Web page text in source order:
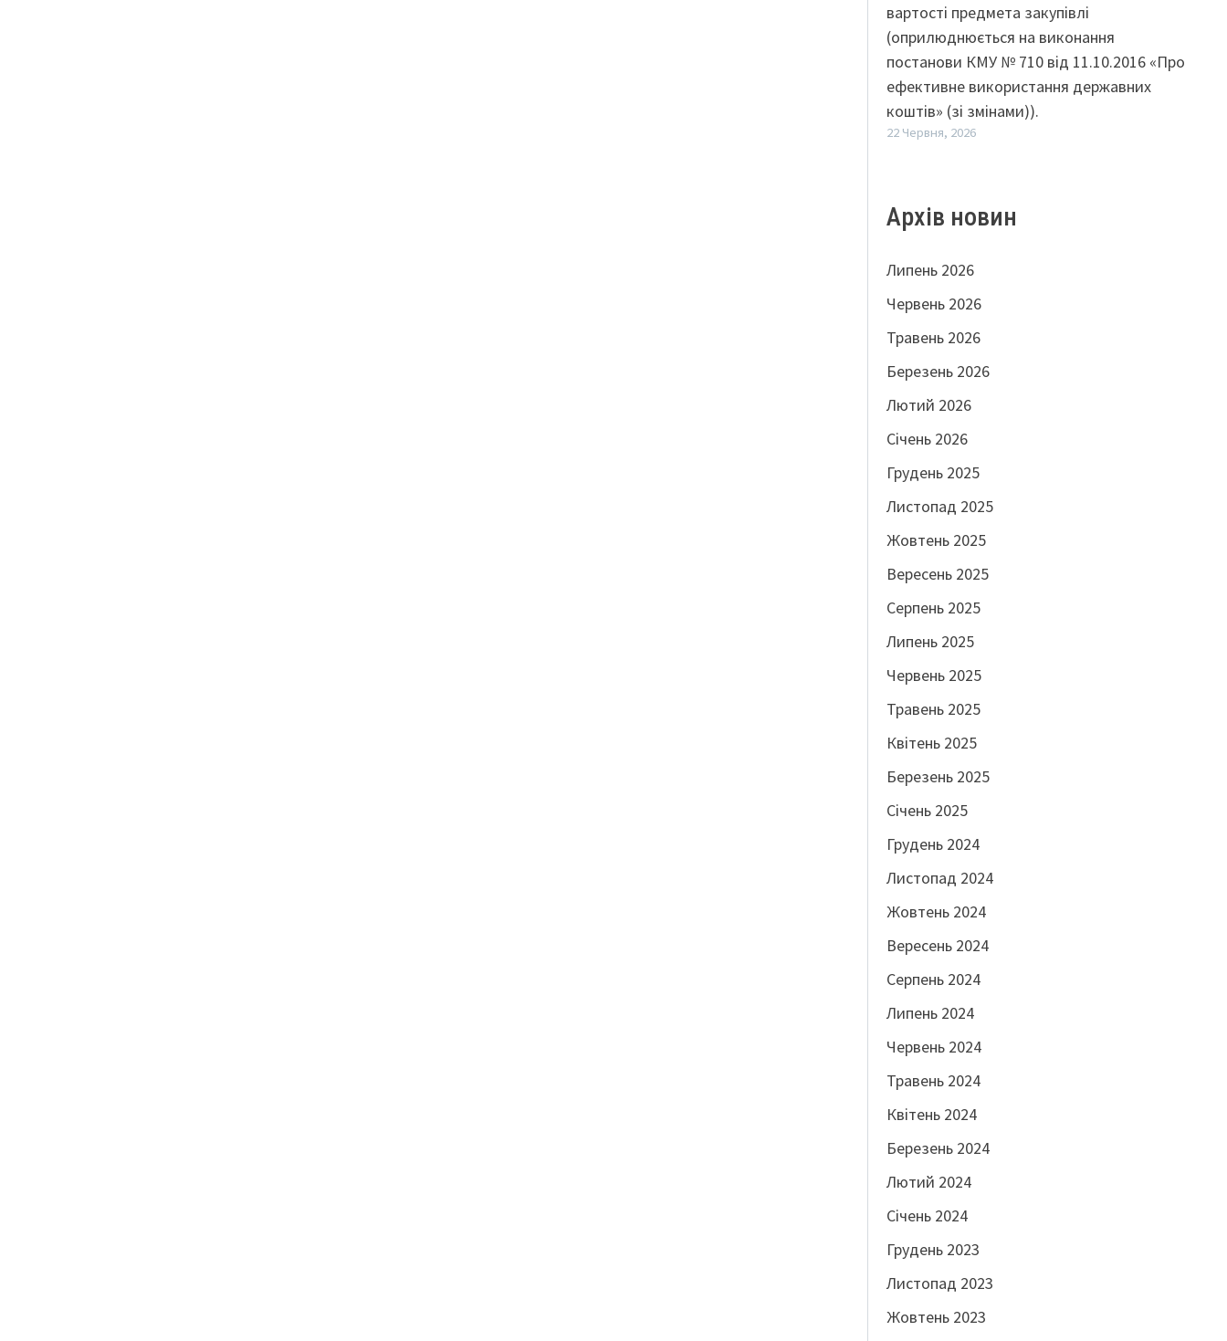
вартості предмета закупівлі
(оприлюднюється на виконання
постанови КМУ № 710 від 11.10.2016 «Про
ефективне використання державних
коштів» (зі змінами)).
22 Червня, 2026
Архів новин
Липень 2026
Червень 2026
Травень 2026
Березень 2026
Лютий 2026
Січень 2026
Грудень 2025
Листопад 2025
Жовтень 2025
Вересень 2025
Серпень 2025
Липень 2025
Червень 2025
Травень 2025
Квітень 2025
Березень 2025
Січень 2025
Грудень 2024
Листопад 2024
Жовтень 2024
Вересень 2024
Серпень 2024
Липень 2024
Червень 2024
Травень 2024
Квітень 2024
Березень 2024
Лютий 2024
Січень 2024
Грудень 2023
Листопад 2023
Жовтень 2023